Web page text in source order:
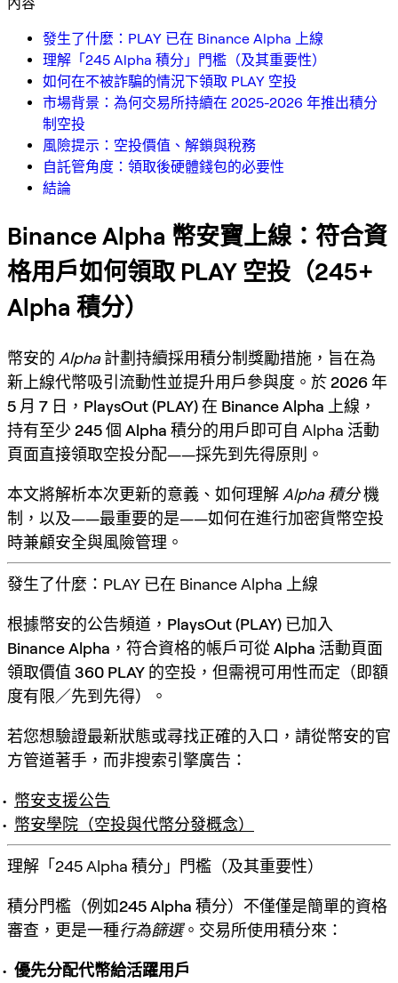
發生了什麼：PLAY 已在 Binance Alpha 上線
理解「245 Alpha 積分」門檻（及其重要性）
如何在不被詐騙的情況下領取 PLAY 空投
市場背景：為何交易所持續在 2025-2026 年推出積分
制空投
風險提示：空投價值、解鎖與稅務
自託管角度：領取後硬體錢包的必要性
結論
Binance Alpha 幣安寶上線：符合資
格用戶如何領取 PLAY 空投（245+
Alpha 積分）
幣安的 Alpha計劃持續採用積分制獎勵措施，旨在為
新上線代幣吸引流動性並提升用戶參與度。於2026 年
5 月 7 日 ， PlaysOut (PLAY)在 Binance Alpha 上線，
持有至少 245 個 Alpha 積分的用戶即可自 Alpha 活動
頁面直接領取空投分配——採先到先得原則。
本文將解析本次更新的意義、如何理解 Alpha 積分機
制，以及——最重要的是——如何在進行加密貨幣空投
時兼顧安全與風險管理。
發生了什麼：PLAY 已在 Binance Alpha 上線
根據幣安的公告頻道， PlaysOut (PLAY) 已加入
Binance Alpha ，符合資格的帳戶可從Alpha 活動頁面
領取價值 360 PLAY 的空投 ，但需視可用性而定（即額
度有限／先到先得）。
若您想驗證最新狀態或尋找正確的入口，請從幣安的官
方管道著手，而非搜索引擎廣告：
幣安支援公告
幣安學院（空投與代幣分發概念）
理解「245 Alpha 積分」門檻（及其重要性）
積分門檻（例如245 Alpha 積分）不僅僅是簡單的資格
審查，更是一種行為篩選。交易所使用積分來：
優先分配代幣給活躍用戶